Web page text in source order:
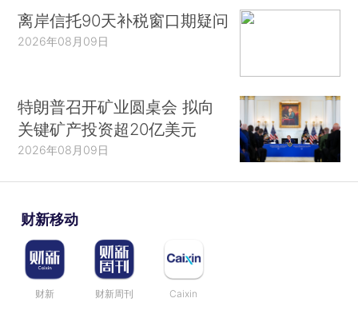
离岸信托90天补税窗口期疑问
2026年08月09日
特朗普召开矿业圆桌会 拟向
关键矿产投资超20亿美元
2026年08月09日
财新移动
财新 财新周刊 Caixin